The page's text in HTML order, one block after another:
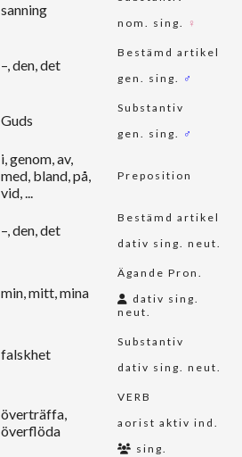
sanning
nom. sing.
♀
–, den, det
Bestämd artikel
gen. sing. ♂
Guds
Substantiv
gen. sing. ♂
i, genom, av,
med, bland, på,
vid, ...
Preposition
–, den, det
Bestämd artikel
dativ sing. neut.
min, mitt, mina
Ägande Pron.
dativ sing.
neut.
falskhet
Substantiv
dativ sing. neut.
överträffa,
överflöda
VERB
aorist aktiv ind.
sing.